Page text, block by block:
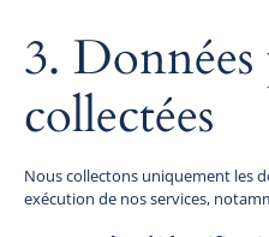
3. Données
collectées
Nous collectons uniquement les
exécution de nos services,